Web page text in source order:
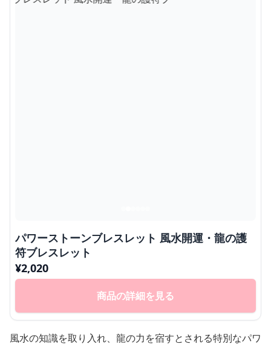
パワーストーンブレスレット 風水開運・龍の護
符ブレスレット
¥2,020
商品の詳細を見る
風水の知識を取り入れ、龍の力を宿すとされる特別なパワ